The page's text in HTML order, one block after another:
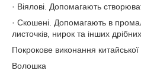
· Віялові. Допомагають
· Скошені. Допомагають в
листочків, нирок та інших
Покрокове виконання
Волошка